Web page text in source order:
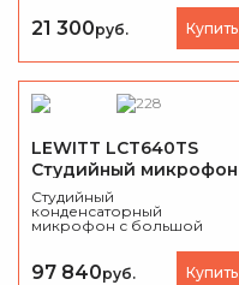
21 300руб. Купить
LEWITT LCT640TS
Студийный микрофон
Студийный
конденсаторный
микрофон с большой
97 840руб. Купить